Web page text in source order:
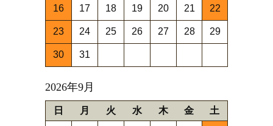
16 17 18 19 20 21 22
23 24 25 26 27 28 29
30 31
2026年9月
日 月 火 水 木 金 土